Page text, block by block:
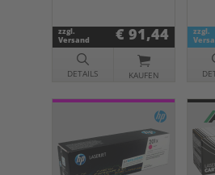
zzgl.
Versand
€ 91,44
DETAILS KAUFEN
zzgl.